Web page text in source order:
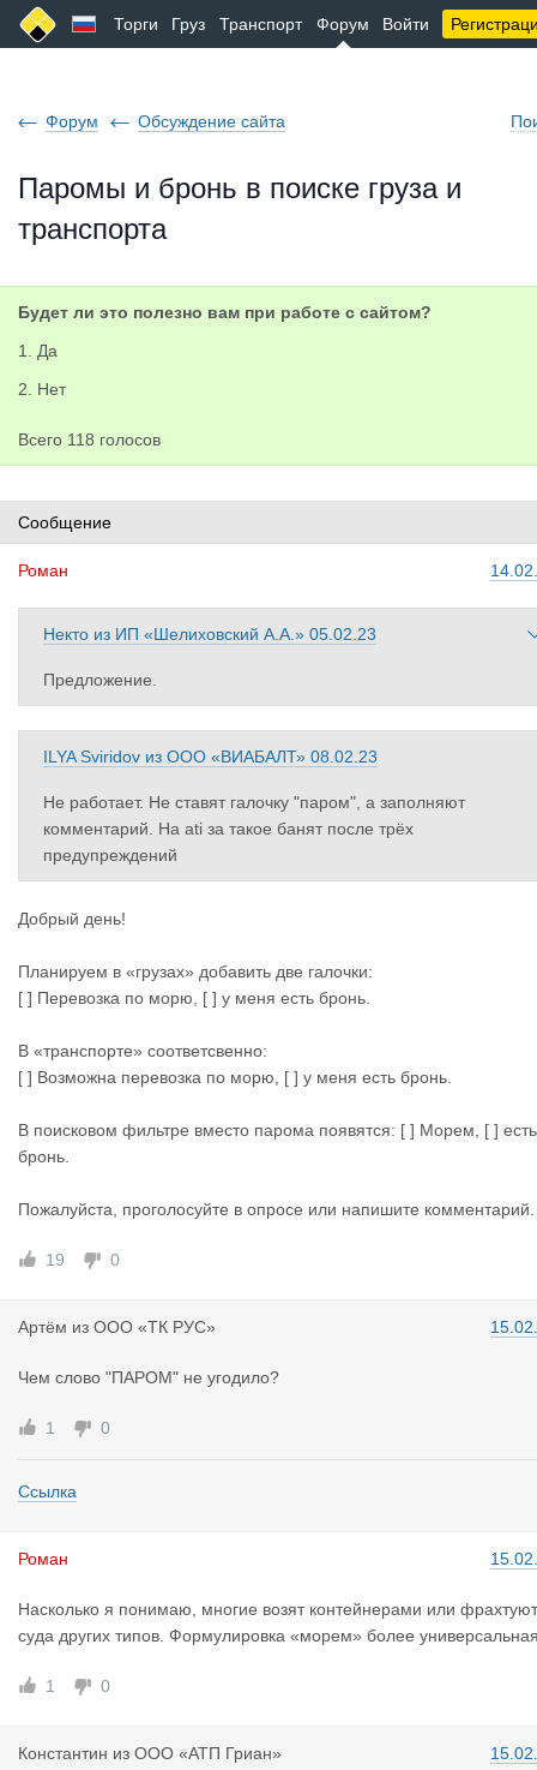
Торги Груз Транспорт Форум Войти
Форум Обсуждение сайта
Паромы и бронь в поиске груза и
транспорта
Будет ли это полезно вам при работе с сайтом?
1. Да
2. Нет
Всего 118 голосов
Сообщение
Роман
Некто из ИП «Шелиховский А.А.» 05.02.23
Предложение.
Добавить два пункта в раздел поиска груза и транспорта,там
е классификация требуемого
ус....)
з по маршруту Балтийск-Усть-Луга(Спб) и обратно
нно.В примечаниях будут указывать конкретный тип
а и дополнительный маршрут.
и обратно соответственно,будут размещать объявления о сво
ния будут указывать подробности.
Возможно после подобных решений, админу можно будет вос
параграф- 4.2 пункты б),в). Чтобы не рябило в глазах о покупк
е и продаже брони.
ILYA Sviridov из ООО «ВИАБАЛТ» 08.02.23
Не работает. Не ставят галочку "паром", а заполняют
комментарий. На ati за такое банят после трёх
предупреждений
Добрый день!
Планируем в «грузах» добавить две галочки:
[ ] Перевозка по морю, [ ] у меня есть бронь.
В «транспорте» соответсвенно:
[ ] Возможна перевозка по морю, [ ] у меня есть бронь.
В поисковом фильтре вместо парома появятся: [ ] Морем, [ ] есть
бронь.
Пожалуйста, проголосуйте в опросе или напишите комментарий.
19 0
Артём из ООО «ТК РУС»
Чем слово "ПАРОМ" не угодило?
1 0
Ссылка
Роман
Насколько я понимаю, многие возят контейнерами или фрахтуют
суда других типов. Формулировка «морем» более
1 0
Константин из ООО «АТП Гриан»